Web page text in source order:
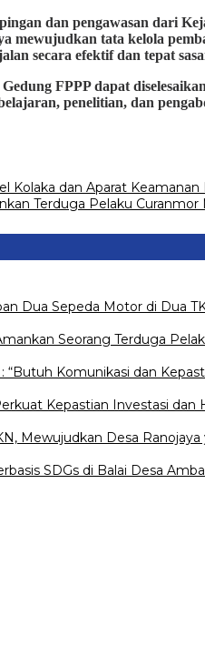
dan pengawasan dari
mewujudkan tata kelola
secara efektif dan tepat
FPPP dapat
penelitian, dan
Kolaka dan Aparat
Terduga Pelaku
Dua Sepeda Motor di Dua
Seorang Terduga
Komunikasi dan
Kepastian Investasi dan
Mewujudkan Desa
SDGs di Balai Desa